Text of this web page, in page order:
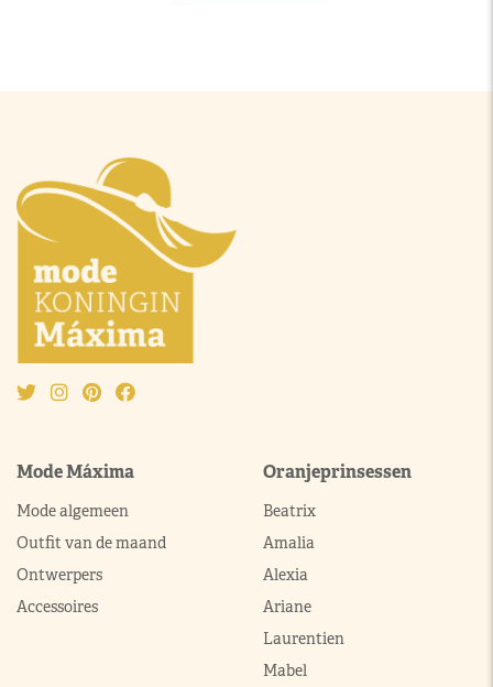
Mode Máxima
Mode algemeen
Outfit van de maand
Ontwerpers
Accessoires
Oranjeprinsessen
Beatrix
Amalia
Alexia
Ariane
Laurentien
Mabel